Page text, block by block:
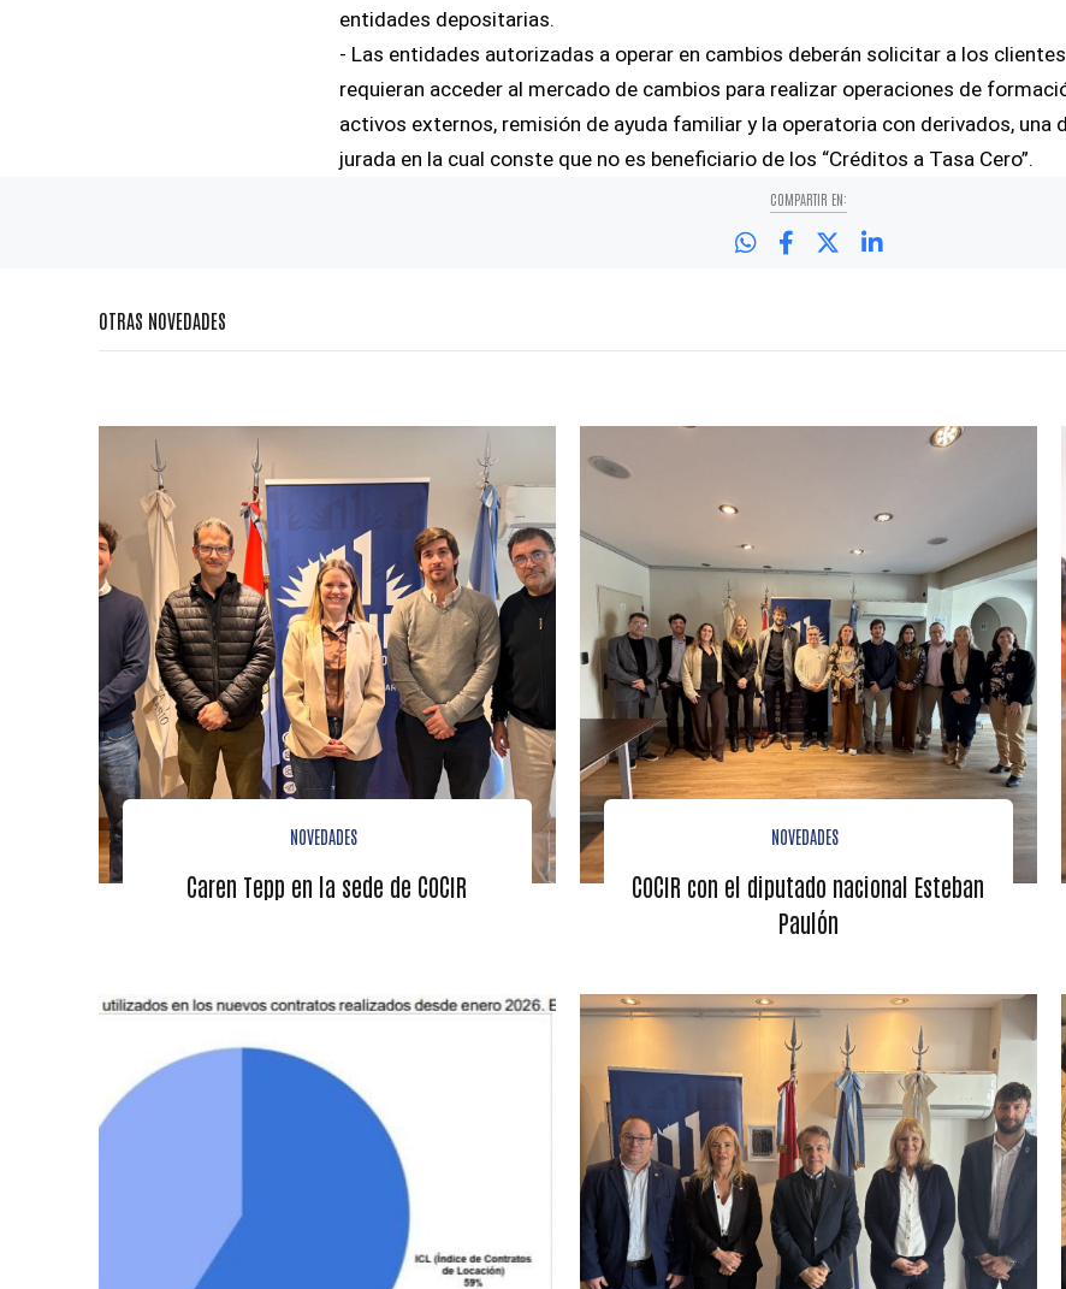
entidades depositarias.
- Las entidades autorizadas a operar en cambios deberán solicitar a los
requieran acceder al mercado de cambios para realizar operaciones de
activos externos, remisión de ayuda familiar y la operatoria con derivados, una
jurada en la cual conste que no es beneficiario de los “Créditos a Tasa Cero”.
COMPARTIR EN:
OTRAS NOVEDADES
NOVEDADES
Caren Tepp en la sede de COCIR
NOVEDADES
COCIR con el diputado nacional Esteban
Paulón